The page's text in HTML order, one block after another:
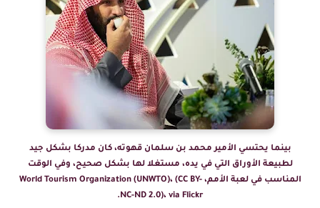
بينما يحتسي الأمير محمد بن سلمان قهوته، كان مدركا بشكل جيد
لطبيعة الأوراق التي في يده، مستغلا لها بشكل صحيح، وفي الوقت
المناسب في لعبة الأمم، World Tourism Organization (UNWTO)، (CC BY-
NC-ND 2.0)، via Flickr.